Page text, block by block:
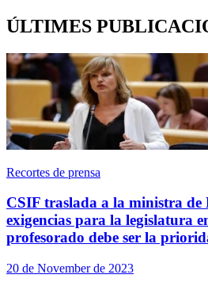
ÚLTIMES
Recortes de prensa
CSIF traslada a la ministra de
exigencias para la legislatura
profesorado debe ser la
20 de November de 2023